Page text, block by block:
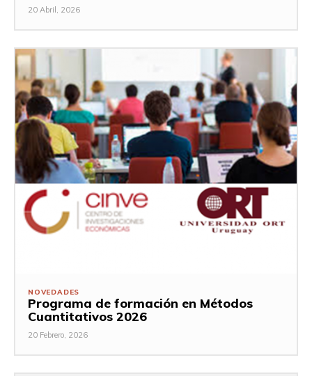
20 Abril, 2026
NOVEDADES
Programa de formación en Métodos
Cuantitativos 2026
20 Febrero, 2026